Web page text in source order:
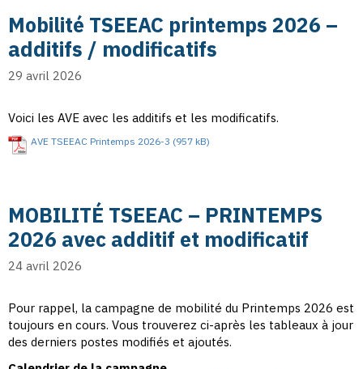
Mobilité TSEEAC printemps 2026 –
additifs / modificatifs
29 avril 2026
Voici les AVE avec les additifs et les modificatifs.
AVE TSEEAC Printemps 2026-3
MOBILITÉ TSEEAC – PRINTEMPS
2026 avec additif et modificatif
24 avril 2026
Pour rappel, la campagne de mobilité du Printemps 2026 est
toujours en cours. Vous trouverez ci-après les tableaux à jour
des derniers postes modifiés et ajoutés.